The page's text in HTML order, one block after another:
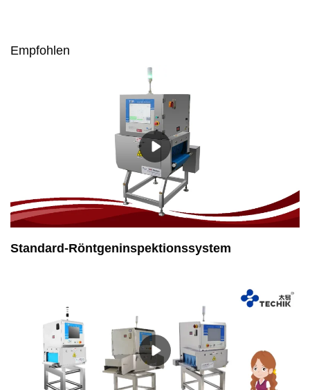
Empfohlen
Standard-Röntgeninspektionssystem